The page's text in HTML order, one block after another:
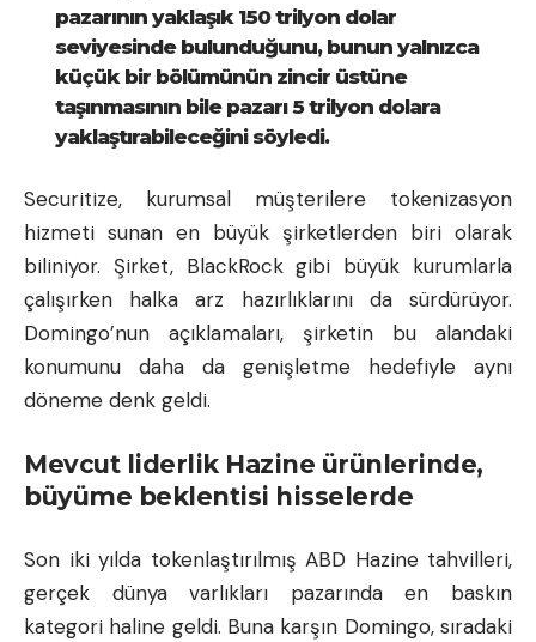
pazarının yaklaşık 150 trilyon dolar
seviyesinde bulunduğunu, bunun yalnızca
küçük bir bölümünün zincir üstüne
taşınmasının bile pazarı 5 trilyon dolara
yaklaştırabileceğini söyledi.
Securitize, kurumsal müşterilere tokenizasyon
hizmeti sunan en büyük şirketlerden biri olarak
biliniyor. Şirket, BlackRock gibi büyük kurumlarla
çalışırken halka arz hazırlıklarını da sürdürüyor.
Domingo’nun açıklamaları, şirketin bu alandaki
konumunu daha da genişletme hedefiyle aynı
döneme denk geldi.
Mevcut liderlik Hazine ürünlerinde,
büyüme beklentisi hisselerde
Son iki yılda tokenlaştırılmış ABD Hazine tahvilleri,
gerçek dünya varlıkları pazarında en baskın
kategori haline geldi. Buna karşın Domingo, sıradaki